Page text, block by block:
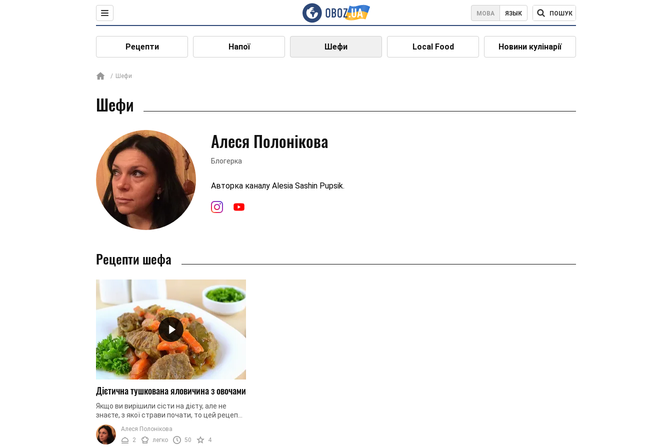
МОВА ЯЗЫК ПОШУК
Рецепти Напої Шефи Local Food Новини кулінарії
Шефи
Шефи
Алеся Полонікова
Блогерка
Авторка каналу Alesia Sashin Pupsik.
Рецепти шефа
Дієтична тушкована яловичина з овочами
Якщо ви вирішили сісти на дієту, але не
знаєте, з якої страви почати, то цей рецепт
– це те, що вам потрібно. Всі ми розуміємо,
що в дієті важливе не ...
Алеся Полонікова
2
легко 50 4